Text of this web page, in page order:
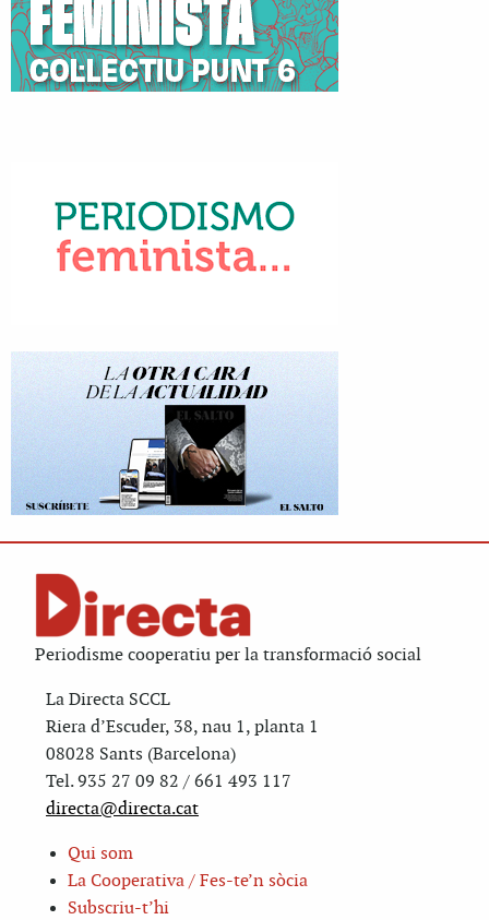
Periodisme cooperatiu per la transformació social
La Directa SCCL
Riera d’Escuder, 38, nau 1, planta 1
08028 Sants (Barcelona)
Tel. 935 27 09 82 / 661 493 117
directa@directa.cat
Qui som
La Cooperativa / Fes-te’n sòcia
Subscriu-t’hi